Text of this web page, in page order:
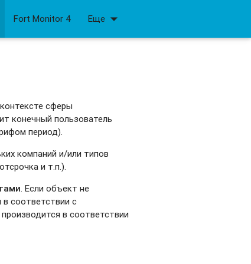
Fort Monitor 4 Еще arrow_drop_down
сферы
конечный пользователь
период).
компаний и/или типов
и т.п.).
. Если объект не
в соответствии с
в соответствии